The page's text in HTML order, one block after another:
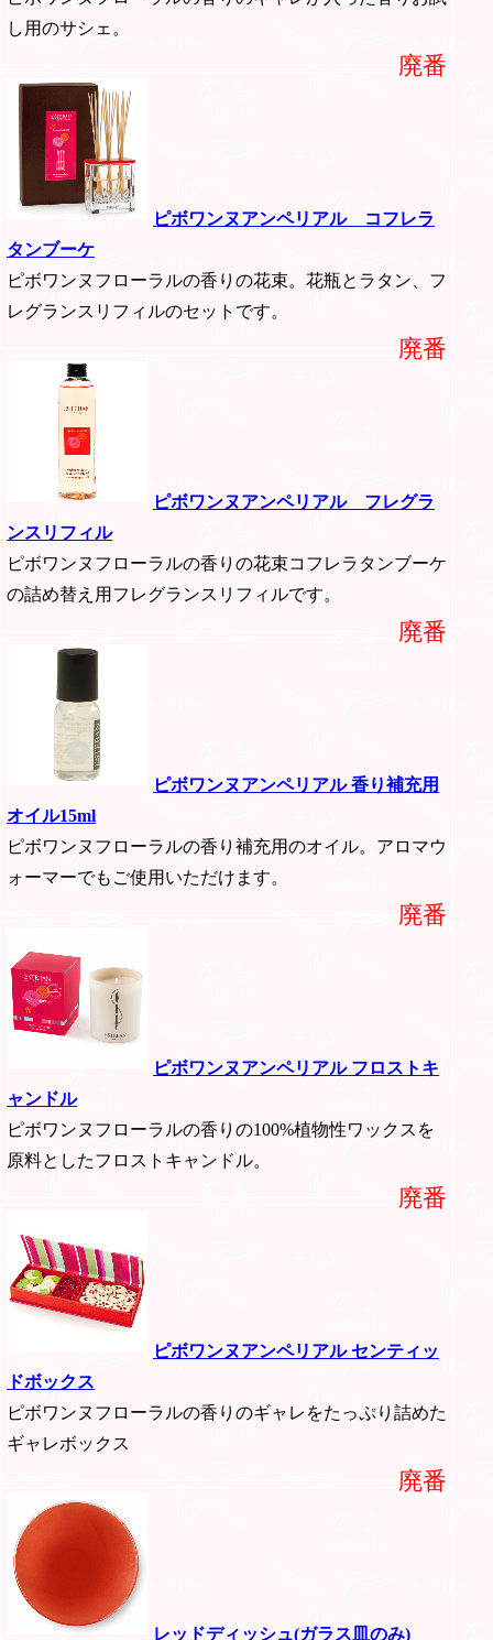
し用のサシェ。
廃番
ピボワンヌアンペリアル コフレラ
タンブーケ
ピボワンヌフローラルの香りの花束。花瓶とラタン、フ
レグランスリフィルのセットです。
廃番
ピボワンヌアンペリアル フレグラ
ンスリフィル
ピボワンヌフローラルの香りの花束コフレラタンブーケ
の詰め替え用フレグランスリフィルです。
廃番
ピボワンヌアンペリアル 香り補充用
オイル15ml
ピボワンヌフローラルの香り補充用のオイル。アロマウ
ォーマーでもご使用いただけます。
廃番
ピボワンヌアンペリアル フロストキ
ャンドル
ピボワンヌフローラルの香りの100%植物性ワックスを
原料としたフロストキャンドル。
廃番
ピボワンヌアンペリアル センティッ
ドボックス
ピボワンヌフローラルの香りのギャレをたっぷり詰めた
ギャレボックス
廃番
レッドディッシュ(ガラス皿のみ)